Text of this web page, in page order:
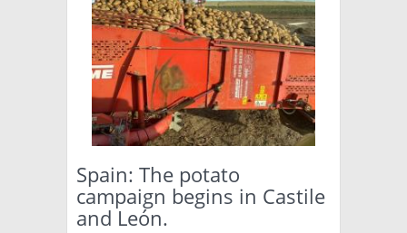
EN ESPAÑOL
OTROS IDIOMAS
CLIMA
PRONÓSTICO
LLUVIAS
ARGENTINA
EL MUNDO
TÉCNICA
PRODUCCION
CLASIFICADOS
Spain: The potato
campaign begins in Castile
and León.